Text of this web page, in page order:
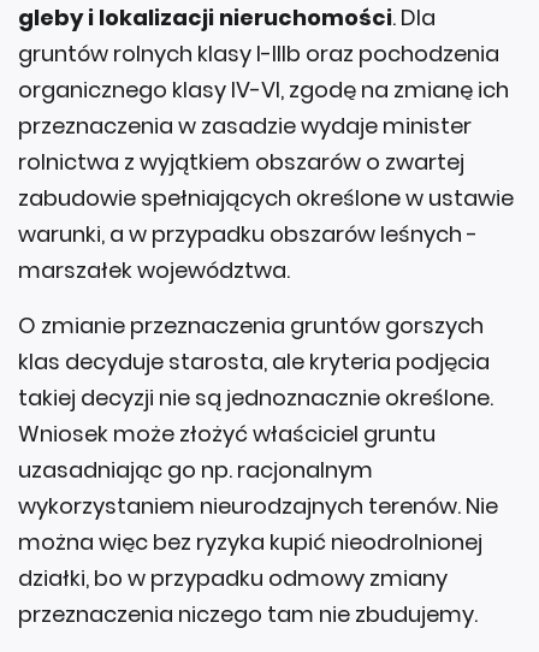
gleby i lokalizacji nieruchomości. Dla
gruntów rolnych klasy I-IIIb oraz pochodzenia
organicznego klasy IV-VI, zgodę na zmianę ich
przeznaczenia w zasadzie wydaje minister
rolnictwa z wyjątkiem obszarów o zwartej
zabudowie spełniających określone w ustawie
warunki, a w przypadku obszarów leśnych -
marszałek województwa.
O zmianie przeznaczenia gruntów gorszych
klas decyduje starosta, ale kryteria podjęcia
takiej decyzji nie są jednoznacznie określone.
Wniosek może złożyć właściciel gruntu
uzasadniając go np. racjonalnym
wykorzystaniem nieurodzajnych terenów. Nie
można więc bez ryzyka kupić nieodrolnionej
działki, bo w przypadku odmowy zmiany
przeznaczenia niczego tam nie zbudujemy.